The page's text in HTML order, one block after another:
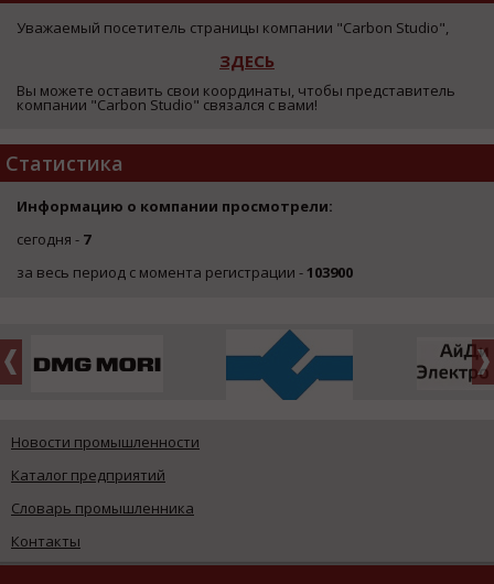
Уважаемый посетитель страницы компании "Carbon Studio",
ЗДЕСЬ
Вы можете оставить свои координаты, чтобы представитель
компании "Carbon Studio" связался с вами!
Статистика
Информацию о компании просмотрели:
сегодня - 7
за весь период с момента регистрации -103900
Новости промышленности
Каталог предприятий
Словарь промышленника
Контакты